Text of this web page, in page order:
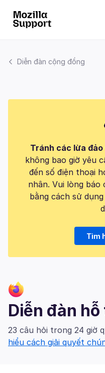
Diễn đàn cộng đồng
Tránh các lừa
không bao giờ yêu
đến số điện thoại
nhân. Vui lòng báo
bằng cách sử
Tìm
Diễn đàn
23 câu hỏi trong 24 giờ
hiểu cách giải quyết